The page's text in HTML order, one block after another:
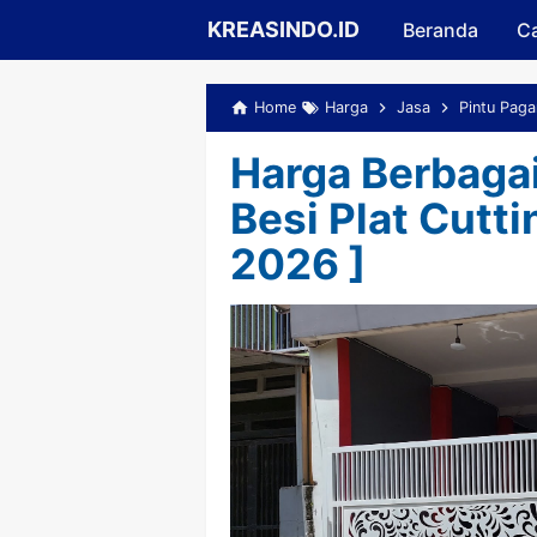
KREASINDO.ID Beranda
Home Harga Jasa Pintu
Harga
Besi Plat
2026 ]